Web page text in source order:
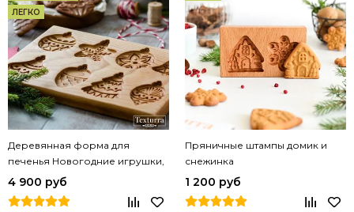
ЛЕГКО
Деревянная форма для
печенья Новогодние игрушки,
8 шт
4 900 руб
Пряничные штампы домик и
снежинка
1 200 руб